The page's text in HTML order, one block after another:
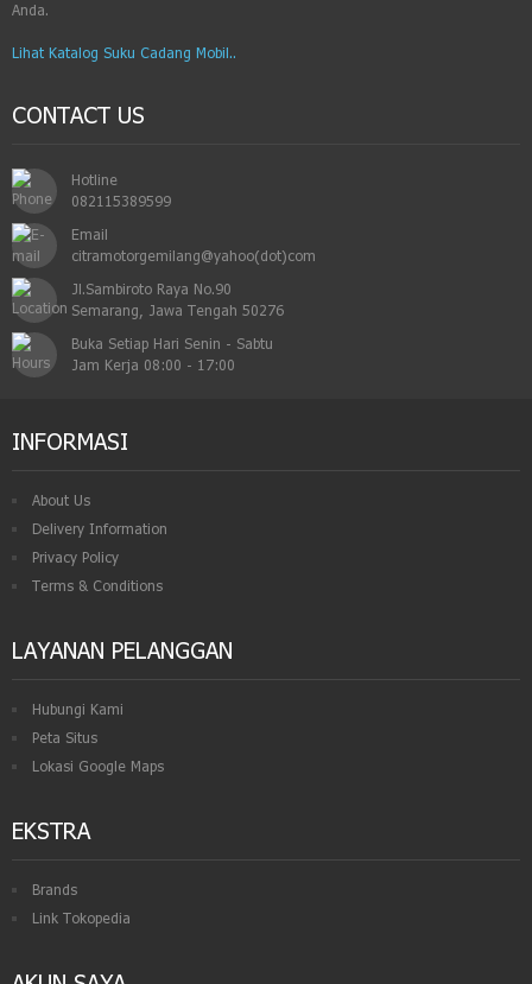
Anda.
Lihat Katalog Suku Cadang Mobil..
CONTACT US
Hotline
082115389599
Email
citramotorgemilang@yahoo(dot)com
Jl.Sambiroto Raya No.90
Semarang, Jawa Tengah 50276
Buka Setiap Hari Senin - Sabtu
Jam Kerja 08:00 - 17:00
INFORMASI
About Us
Delivery Information
Privacy Policy
Terms & Conditions
LAYANAN PELANGGAN
Hubungi Kami
Peta Situs
Lokasi Google Maps
EKSTRA
Brands
Link Tokopedia